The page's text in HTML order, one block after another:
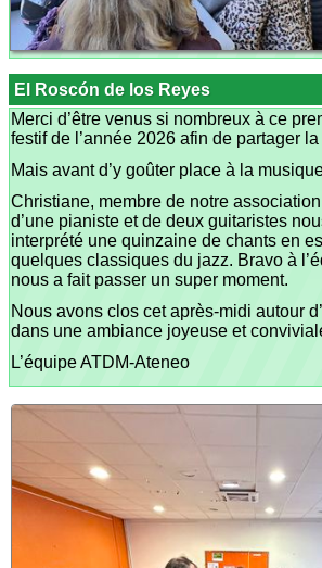
El Roscón de los Reyes
Merci d’être venus si nombreux à ce
festif de l’année 2026 afin de partager
Mais avant d’y goûter place à la
Christiane, membre de notre
d’une pianiste et de deux guitaristes
interprété une quinzaine de chants en
quelques classiques du jazz. Bravo à
nous a fait passer un super moment.
Nous avons clos cet après-midi autour
dans une ambiance joyeuse et
L’équipe ATDM-Ateneo